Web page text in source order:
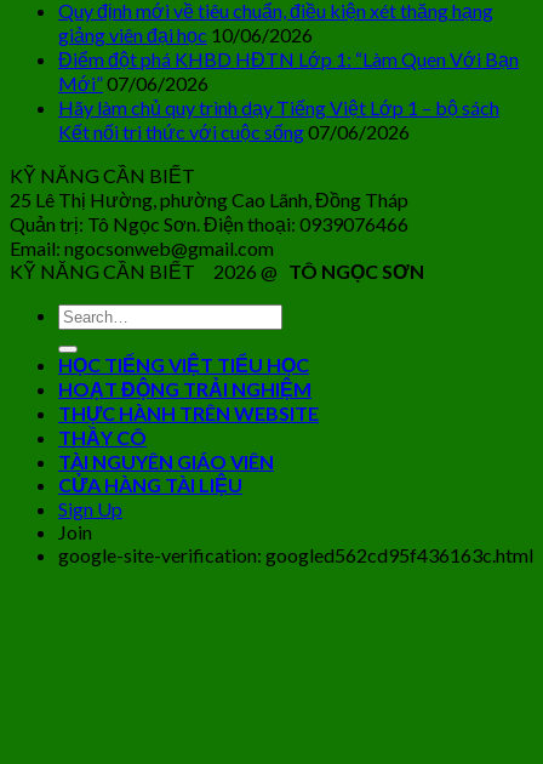
Quy định mới về tiêu chuẩn, điều kiện xét thăng hạng
giảng viên đại học 10/06/2026
Điểm đột phá KHBD HĐTN Lớp 1: “Làm Quen Với Bạn
Mới”07/06/2026
Hãy làm chủ quy trình dạy Tiếng Việt Lớp 1 – bộ sách
Kết nối tri thức với cuộc sống07/06/2026
KỸ NĂNG CẦN BIẾT
25 Lê Thị Hường, phường Cao Lãnh, Đồng Tháp
Quản trị: Tô Ngọc Sơn. Điện thoại: 0939076466
Email: ngocsonweb@gmail.com
KỸ NĂNG CẦN BIẾT 2026 @ TÔ NGỌC SƠN
HỌC TIẾNG VIỆT TIỂU HỌC
HOẠT ĐỘNG TRẢI NGHIỆM
THỰC HÀNH TRÊN WEBSITE
THẦY CÔ
TÀI NGUYÊN GIÁO VIÊN
CỬA HÀNG TÀI LIỆU
Sign Up
Join
google-site-verification: googled562cd95f436163c.html